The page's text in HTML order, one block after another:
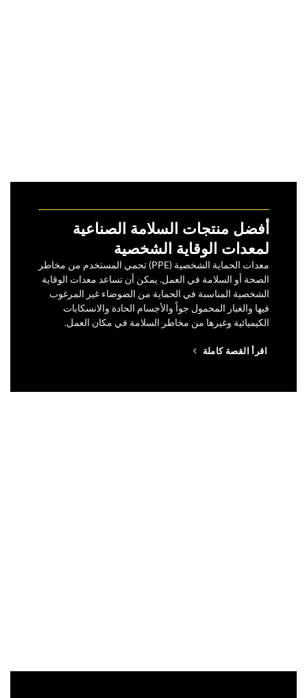
أفضل منتجات السلامة الصناعية
لمعدات الوقاية الشخصية
معدات الحماية الشخصية (PPE) تحمي المستخدم من مخاطر
الصحة أو السلامة في العمل.يمكن أن تساعد معدات الوقاية
الشخصية المناسبة في الحماية من الضوضاء غير المرغوب
فيها والغبار المحمول جواً والأجسام الحادة والانسكابات
الكيميائية وغيرها من مخاطر السلامة في مكان العمل.
اقرأ القصة كاملة